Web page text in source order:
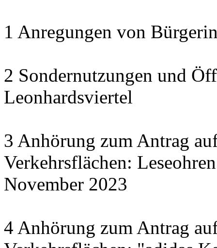
1 Anregungen von
2 Sondernutzungen und
Leonhardsviertel
3 Anhörung zum Antrag
Verkehrsflächen:
November 2023
4 Anhörung zum Antrag